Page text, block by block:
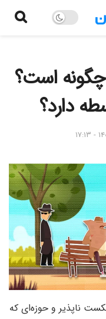
چگونه است؟
دارد؟
ناپذیر و حوزه‌ای که